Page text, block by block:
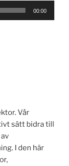
00:00
Vår
sätt bidra till
I den här